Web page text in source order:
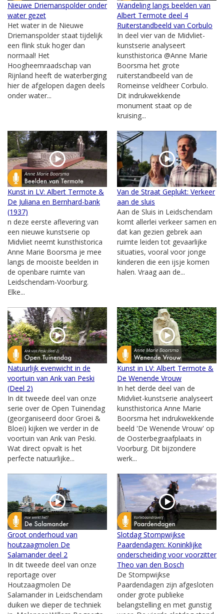
Nieuwe Driemanspolder onder
water gezet
Het water in de Nieuwe
Driemanspolder staat tijdelijk
een flink stuk hoger dan
normaal! Het
Hoogheemraadschap van
Rijnland heeft de waterberging
hier de afgelopen dagen deels
onder water...
Wandeling langs beelden van
Albert Termote deel 4
Ruiterstandbeeld van Corbulo
In deel vier van de Midvliet-
kunstserie analyseert
kunsthistorica @Anne Marie
Boorsma het grote
ruiterstandbeeld van de
Romeinse veldheer Corbulo.
Dit indrukwekkende
monument staat op de
kruising...
Kunst in LV: Albert Termote &
De Juliana en Bernhard-bank
(1937)
n deze eerste aflevering van
een nieuwe kunstserie op
Midvliet neemt kunsthistorica
Anne Marie Boorsma je mee
langs de mooiste beelden in
de openbare ruimte van
Leidschendam-Voorburg.
Elke...
Van de Straat Geplukt: Verkeer
aan de sluis
Aan de Sluis in Leidschendam
komt allerlei verkeer samen en
dat kan gezien gebrek aan
ruimte leiden tot gevaarlijke
situaties, vooral voor jonge
kinderen die een ijsje komen
halen. Vraag aan de...
Natuurlijk evenwicht in de
voortuin van Ank van Peski
(Deel 2)
In dit tweede deel van onze
serie over de Open Tuinendag
(georganiseerd door Groei &
Bloei) kijken we verder in de
voortuin van Ank van Peski.
Wat direct opvalt is het
perfecte natuurlijke...
Kunst in LV: Albert Termote &
De Wenende Vrouw
In het derde deel van de
Midvliet-kunstserie analyseert
kunsthistorica Anne Marie
Boorsma het indrukwekkende
beeld 'De Wenende Vrouw' op
de Oosterbegraafplaats in
Voorburg. Dit bijzondere
werk...
Groot onderhoud van
houtzaagmolen De
Salamander deel 2
In dit tweede deel van onze
reportage over
Houtzaagmolen De
Salamander in Leidschendam
duiken we dieper de techniek
Slotdag Stompwijkse
Paardendagen: Koninklijke
onderscheiding voor voorzitter
Theo van den Bosch
De Stompwijkse
Paardendagen zijn afgesloten
onder grote publieke
belangstelling en met gunstig